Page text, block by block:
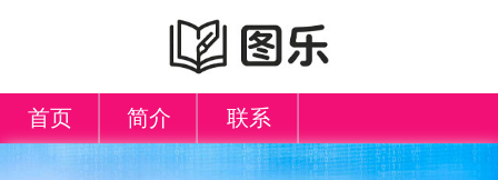
首页 简介 联系